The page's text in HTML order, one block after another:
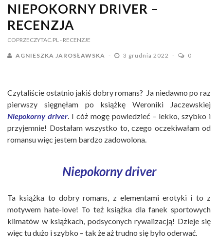
NIEPOKORNY DRIVER –
RECENZJA
COPRZECZYTAC.PL - RECENZJE
AGNIESZKA JAROSŁAWSKA 3 grudnia 2022 0
Czytaliście ostatnio jakiś dobry romans? Ja niedawno po raz
pierwszy sięgnęłam po książkę Weroniki Jaczewskiej
Niepokorny driver. I cóż mogę powiedzieć – lekko, szybko i
przyjemnie! Dostałam wszystko to, czego oczekiwałam od
romansu więc jestem bardzo zadowolona.
Niepokorny driver
Ta książka to dobry romans, z elementami erotyki i to z
motywem hate-love! To też książka dla fanek sportowych
klimatów w książkach, podsyconych rywalizacją! Dzieje się
więc tu dużo i szybko – tak że aż trudno się było oderwać.